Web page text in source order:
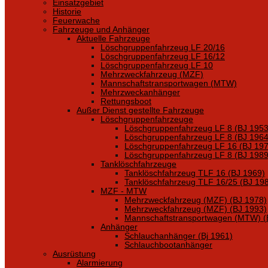
Einsatzgebiet
Historie
Feuerwache
Fahrzeuge und Anhänger
Aktuelle Fahrzeuge
Löschgruppenfahrzeug LF 20/16
Löschgruppenfahrzeug LF 16/12
Löschgruppenfahrzeug LF 10
Mehrzweckfahrzeug (MZF)
Mannschaftstransportwagen (MTW)
Mehrzweckanhänger
Rettungsboot
Außer Dienst gestellte Fahrzeuge
Löschgruppenfahrzeuge
Löschgruppenfahrzeug LF 8 (BJ
Löschgruppenfahrzeug LF 8 (BJ
Löschgruppenfahrzeug LF 16 (BJ
Löschgruppenfahrzeug LF 8 (BJ
Tanklöschfahrzeuge
Tanklöschfahrzeug TLF 16 (BJ 1969)
Tanklöschfahrzeug TLF 16/25 (BJ
MZF - MTW
Mehrzweckfahrzeug (MZF) (BJ 1978)
Mehrzweckfahrzeug (MZF) (BJ 1993)
Mannschaftstransportwagen (MTW)
Anhänger
Schlauchanhänger (Bj 1961)
Schlauchbootanhänger
Ausrüstung
Alarmierung